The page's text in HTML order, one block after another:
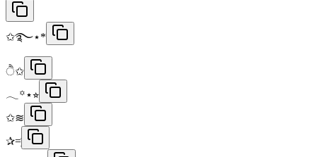
✩࿐⋆*
ੈ✩
𓂃꙳⋆⭐︎
✩≋
✰=͟͟͞͞